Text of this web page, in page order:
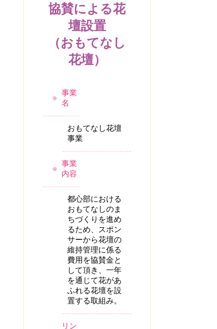
協賛による花
壇設置
（おもてなし
花壇）
事業
名
おもてなし花壇
事業
事業
内容
都心部における
おもてなしのま
ちづくりを進め
るため、スポン
サーから花壇の
維持管理に係る
費用を協賛金と
して頂き、一年
を通じて花があ
ふれる花壇を設
置する取組み。
リン